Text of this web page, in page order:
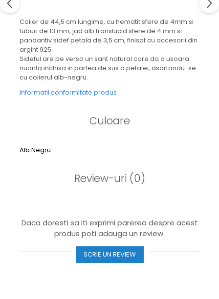
Colier de 44,5 cm lungime, cu hematit sfere de 4mm si
tuburi de 13 mm, jad alb translucid sfere de 4 mm si
pandantiv sidef petala de 3,5 cm, finisat cu accesorii din
argint 925.
Sideful are pe verso un sant natural care da o usoara
nuanta inchisa in partea de sus a petalei, asortandu-se
cu colierul alb-negru.
Informatii conformitate produs
Culoare
Alb Negru
Review-uri (0)
Daca doresti sa iti exprimi parerea despre acest
produs poti adauga un review.
SCRIE UN REVIEW